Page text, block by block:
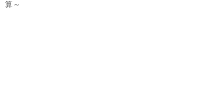
算～